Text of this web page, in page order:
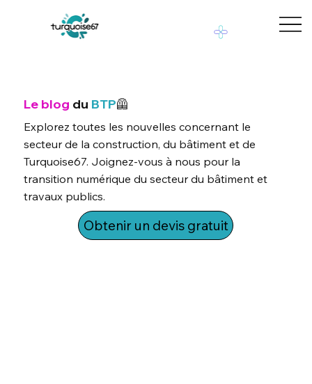
Le blog du BTP🦺
Explorez toutes les nouvelles concernant le
secteur de la construction, du bâtiment et de
Turquoise67. Joignez-vous à nous pour la
transition numérique du secteur du bâtiment et
travaux publics.
Obtenir un devis gratuit